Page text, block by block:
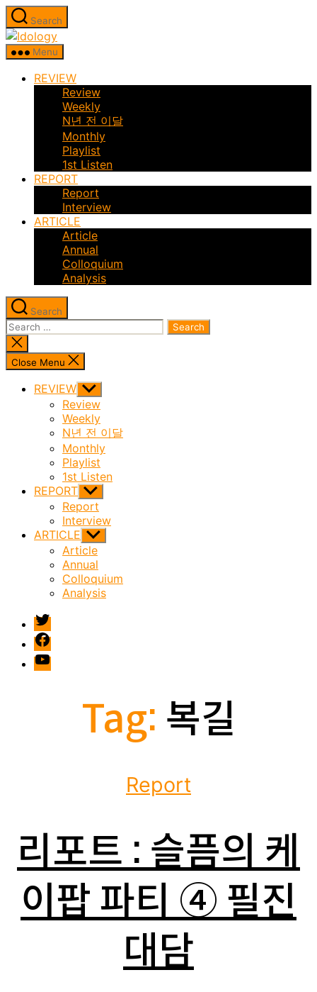
Skip
to
the
content
Search
Idology
Menu
REVIEW
Review
Weekly
N년 전 이달
Monthly
Playlist
1st Listen
REPORT
Report
Interview
ARTICLE
Article
Annual
Colloquium
Analysis
Search
Search
for:
Close
search
Close Menu
REVIEW Show
sub
menu
Review
Weekly
N년 전 이달
Monthly
Playlist
1st Listen
REPORT Show
sub
menu
Report
Interview
ARTICLE Show
sub
menu
Article
Annual
Colloquium
Analysis
twitter
facebook
Youtube
Tag: 복길
Categories
Report
리포트 : 슬픔의 케
이팝 파티 ④ 필진
대담